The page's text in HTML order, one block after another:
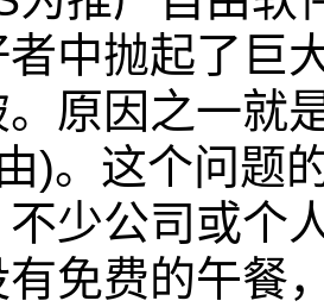
者中抛起了巨
原因之一就
)。这个问题
少公司或个
免费的午餐